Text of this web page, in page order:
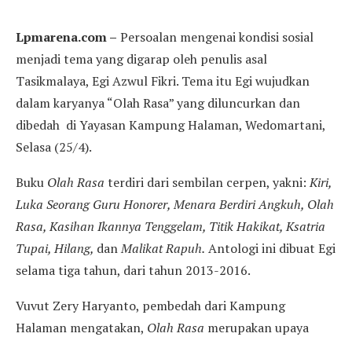
Lpmarena.com – Persoalan mengenai kondisi sosial
menjadi tema yang digarap oleh penulis asal
Tasikmalaya, Egi Azwul Fikri. Tema itu Egi wujudkan
dalam karyanya “Olah Rasa” yang diluncurkan dan
dibedah di Yayasan Kampung Halaman, Wedomartani,
Selasa (25/4).
Buku Olah Rasa terdiri dari sembilan cerpen, yakni:Kiri,
Luka Seorang Guru Honorer, Menara Berdiri Angkuh, Olah
Rasa, Kasihan Ikannya Tenggelam, Titik Hakikat, Ksatria
Tupai, Hilang, danMalikat Rapuh. Antologi ini dibuat Egi
selama tiga tahun, dari tahun 2013-2016.
Vuvut Zery Haryanto, pembedah dari Kampung
Halaman mengatakan, Olah Rasa merupakan upaya